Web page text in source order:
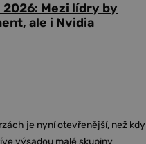
Mezi lídry by
ale i Nvidia
je nyní otevřenější, než kdy